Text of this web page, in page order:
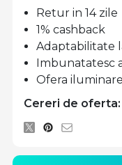
Retur in 14 zile
1% cashback
Adaptabilitate
Imbunatatesc
Ofera
Cereri de oferta: